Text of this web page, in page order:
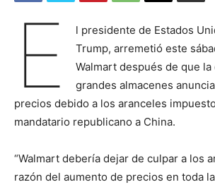
E
l presidente de Estados
Trump, arremetió este
Walmart después de que la
grandes almacenes
precios debido a los aranceles
mandatario republicano a China.
“Walmart debería dejar de culpar a los
razón del aumento de precios en toda